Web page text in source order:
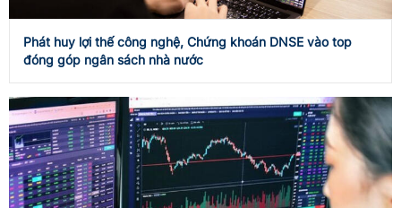
Phát huy lợi thế công nghệ, Chứng khoán DNSE vào top
đóng góp ngân sách nhà nước